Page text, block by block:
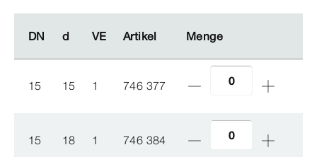
DN d VE Artikel Menge
DN d VE Artikel Menge
15 15 1 746 377
15 18 1 746 384